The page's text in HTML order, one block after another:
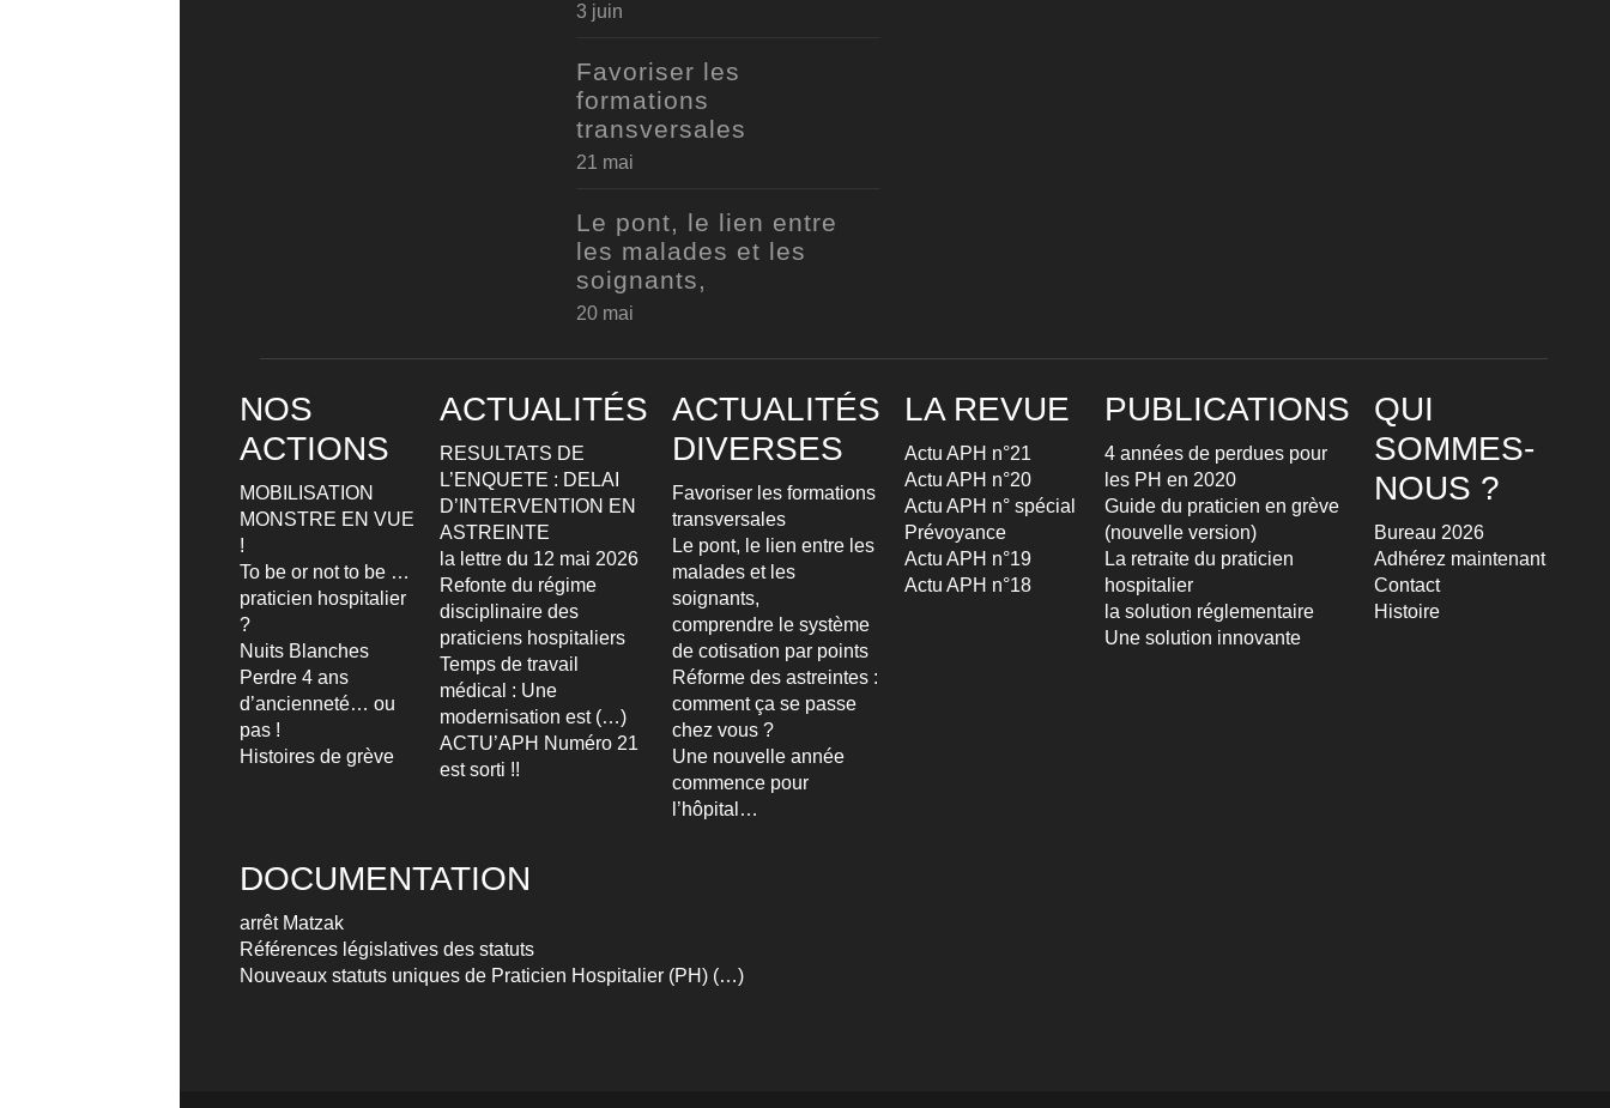
3 juin
Favoriser les
formations
transversales
21 mai
Le pont, le lien entre
les malades et les
soignants,
20 mai
NOS
ACTIONS
MOBILISATION
MONSTRE EN VUE
!
To be or not to be …
praticien hospitalier
?
Nuits Blanches
Perdre 4 ans
d’ancienneté… ou
pas !
Histoires de grève
ACTUALITÉS
RESULTATS DE
L’ENQUETE : DELAI
D’INTERVENTION EN
ASTREINTE
la lettre du 12 mai 2026
Refonte du régime
disciplinaire des
praticiens hospitaliers
Temps de travail
médical : Une
modernisation est (…)
ACTU’APH Numéro 21
est sorti !!
ACTUALITÉS
DIVERSES
Favoriser les formations
transversales
Le pont, le lien entre les
malades et les
soignants,
comprendre le système
de cotisation par points
Réforme des astreintes :
comment ça se passe
chez vous ?
Une nouvelle année
commence pour
l’hôpital…
LA REVUE
Actu APH n°21
Actu APH n°20
Actu APH n° spécial
Prévoyance
Actu APH n°19
Actu APH n°18
PUBLICATIONS
4 années de perdues pour
les PH en 2020
Guide du praticien en grève
(nouvelle version)
La retraite du praticien
hospitalier
la solution réglementaire
Une solution innovante
QUI
SOMMES-
NOUS ?
Bureau 2026
Adhérez maintenant
Contact
Histoire
DOCUMENTATION
arrêt Matzak
Références législatives des statuts
Nouveaux statuts uniques de Praticien Hospitalier (PH) (…)